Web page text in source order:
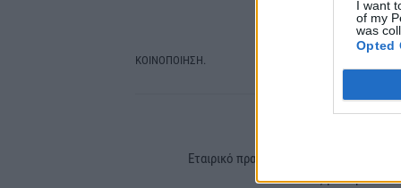
I want
of my
was
Opted
ΚΟΙΝΟΠΟΙΗΣΗ.
Facebook
Εταιρικό πρατήριο Shell στην Αλεξάνδρεια
αναζητεί